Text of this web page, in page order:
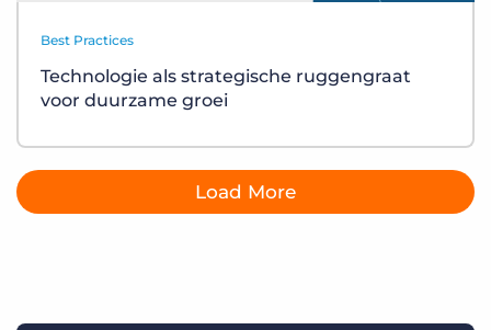
Best Practices
Technologie als strategische ruggengraat
voor duurzame groei
Load More